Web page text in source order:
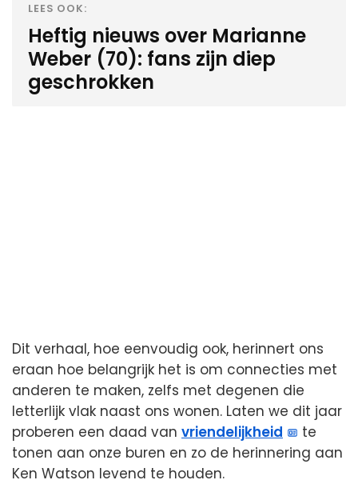
LEES OOK:
Heftig nieuws over Marianne
Weber (70): fans zijn diep
geschrokken
Dit verhaal, hoe eenvoudig ook, herinnert ons
eraan hoe belangrijk het is om connecties met
anderen te maken, zelfs met degenen die
letterlijk vlak naast ons wonen. Laten we dit jaar
proberen een daad van vriendelijkheid
te
tonen aan onze buren en zo de herinnering aan
Ken Watson levend te houden.